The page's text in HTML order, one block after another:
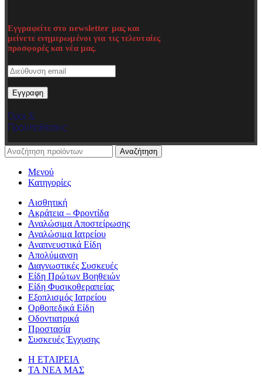
Εγγραφείτε στο newsletter μας και
μείνετε ενημερωμένοι για τις τελευταίες
προσφορές και νέα μας.
Όροι &
Προϋποθέσεις
Αναζήτηση
Μενού
Κατηγορίες
Αισθητική
Ακράτεια – Φροντίδα
Αναλώσιμα Αποστείρωσης
Αναλώσιμα Ιατρείου
Αναπνευστικά Είδη
Απολύμανση
Διαγνωστικές Συσκευές
Είδη Πρώτων Βοηθειών
Είδη Φυσικοθεραπείας
Εξοπλισμός Ιατρείου
Ορθοπεδικά Είδη
Οδοντιατρικά
Προστασία
Συσκευές Έγχυσης
Η ΕΤΑΙΡΕΙΑ
ΤΑ ΝΕΑ ΜΑΣ